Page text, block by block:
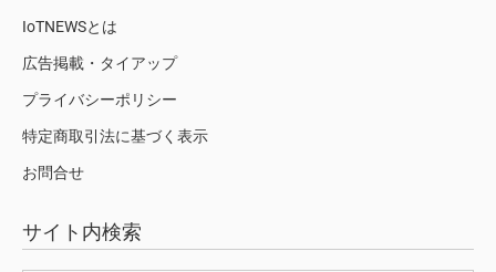
IoTNEWSとは
広告掲載・タイアップ
プライバシーポリシー
特定商取引法に基づく表示
お問合せ
サイト内検索